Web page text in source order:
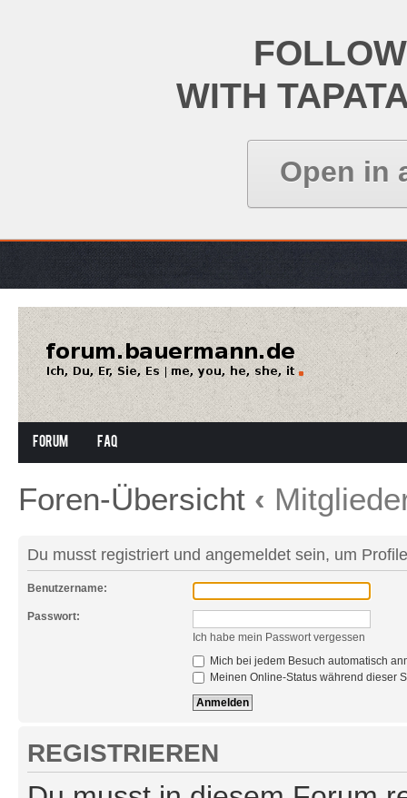
WITH
Open in
Forum FAQ
Foren-Übersicht ‹
Du musst registriert und angemeldet sein, um
Benutzername:
Passwort:
Ich habe mein Passwort vergessen
Mich bei jedem Besuch automatisch
Meinen Online-Status während dieser
REGISTRIEREN